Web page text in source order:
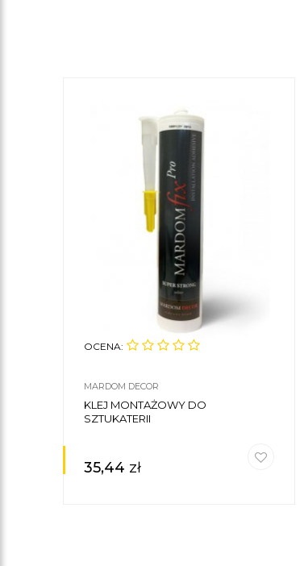
OCENA:
MARDOM DECOR
KLEJ MONTAŻOWY DO
SZTUKATERII
35,44 zł